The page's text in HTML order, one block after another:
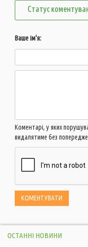
Статус
Ваше ім'я:
Коментарі, у яких
видалятиме без
ОСТАННІ НОВИНИ